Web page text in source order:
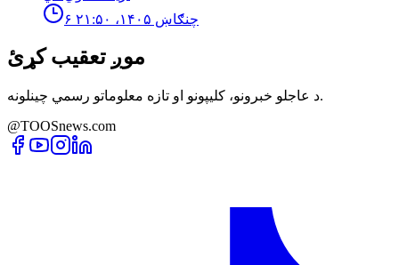
۶ چنګاښ ۱۴۰۵، ۲۱:۵۰
موږ تعقیب کړئ
د عاجلو خبرونو، کلیپونو او تازه معلوماتو رسمي چینلونه.
@TOOSnews.com